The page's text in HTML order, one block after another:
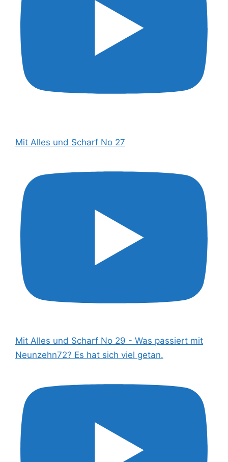
Mit Alles und Scharf No 27
Mit Alles und Scharf No 29 - Was passiert mit
Neunzehn72? Es hat sich viel getan.